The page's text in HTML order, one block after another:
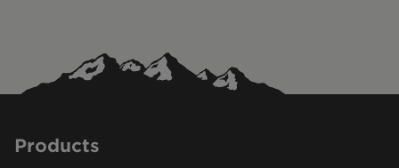
Products